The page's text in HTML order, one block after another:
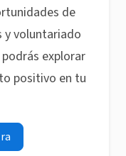
de
y voluntariado
explorar
positivo en tu